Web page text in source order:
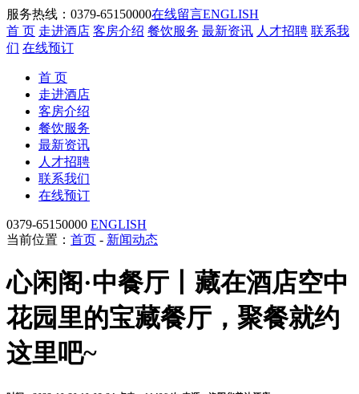
服务热线：0379-65150000在线留言ENGLISH
首 页 走进酒店 客房介绍 餐饮服务 最新资讯 人才招聘 联系我
们 在线预订
首 页
走进酒店
客房介绍
餐饮服务
最新资讯
人才招聘
联系我们
在线预订
0379-65150000 ENGLISH
当前位置： 首页 - 新闻动态
心闲阁·中餐厅丨藏在酒店空中
花园里的宝藏餐厅，聚餐就约
这里吧~